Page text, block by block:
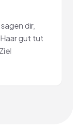
dir,
gut tut